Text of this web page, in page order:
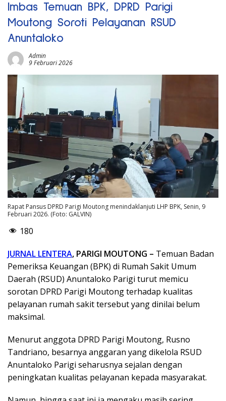
Imbas Temuan BPK, DPRD Parigi
Moutong Soroti Pelayanan RSUD
Anuntaloko
Admin
9 Februari 2026
Rapat Pansus DPRD Parigi Moutong menindaklanjuti LHP BPK, Senin, 9
Februari 2026. (Foto: GALVIN)
180
JURNAL LENTERA, PARIGI MOUTONG – Temuan Badan
Pemeriksa Keuangan (BPK) di Rumah Sakit Umum
Daerah (RSUD) Anuntaloko Parigi turut memicu
sorotan DPRD Parigi Moutong terhadap kualitas
pelayanan rumah sakit tersebut yang dinilai belum
maksimal.
Menurut anggota DPRD Parigi Moutong, Rusno
Tandriano, besarnya anggaran yang dikelola RSUD
Anuntaloko Parigi seharusnya sejalan dengan
peningkatan kualitas pelayanan kepada masyarakat.